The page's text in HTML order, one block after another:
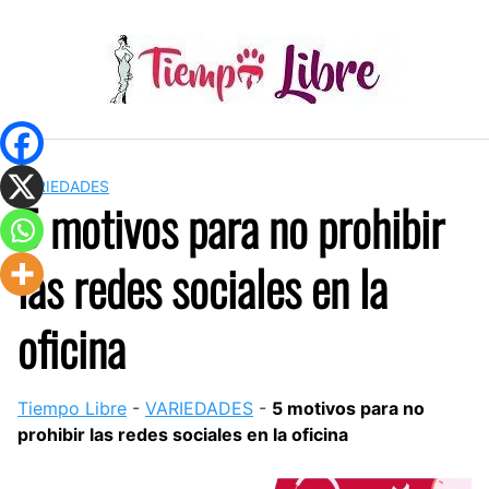
VARIEDADES
5 motivos para no prohibir
las redes sociales en la
oficina
Tiempo Libre - VARIEDADES - 5 motivos para no
prohibir las redes sociales en la oficina